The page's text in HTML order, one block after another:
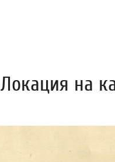
Локация на